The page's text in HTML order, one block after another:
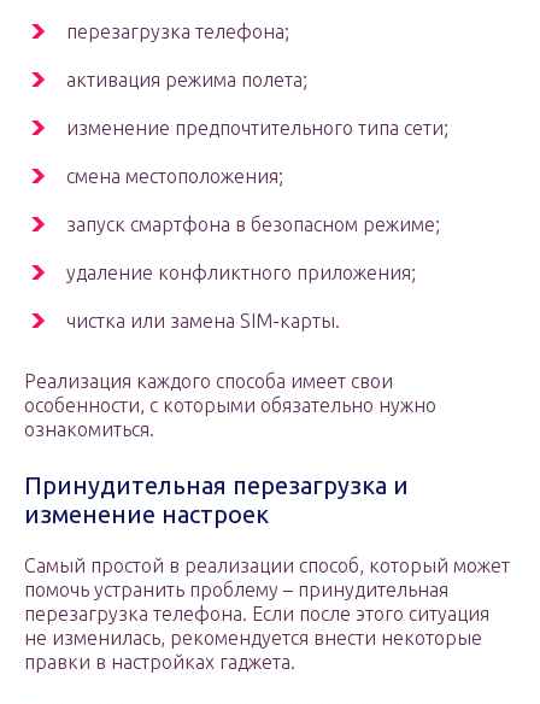
перезагрузка телефона;
активация режима полета;
изменение предпочтительного типа сети;
смена местоположения;
запуск смартфона в безопасном режиме;
удаление конфликтного приложения;
чистка или замена SIM-карты.
Реализация каждого способа имеет свои
особенности, с которыми обязательно нужно
ознакомиться.
Принудительная перезагрузка и
изменение настроек
Самый простой в реализации способ, который может
помочь устранить проблему – принудительная
перезагрузка телефона. Если после этого ситуация
не изменилась, рекомендуется внести некоторые
правки в настройках гаджета.